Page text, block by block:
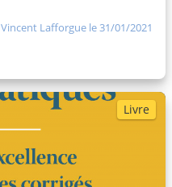
Vincent Lafforgue le 31/01/2021
Livre